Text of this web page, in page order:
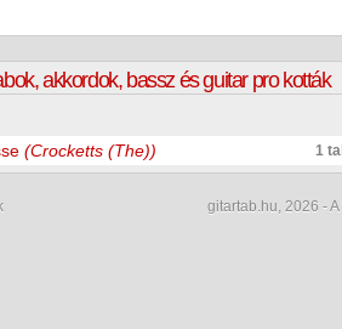
akkordok, bassz és guitar pro kották
(Crocketts (The)) 1
gitartab.hu, 2026 -